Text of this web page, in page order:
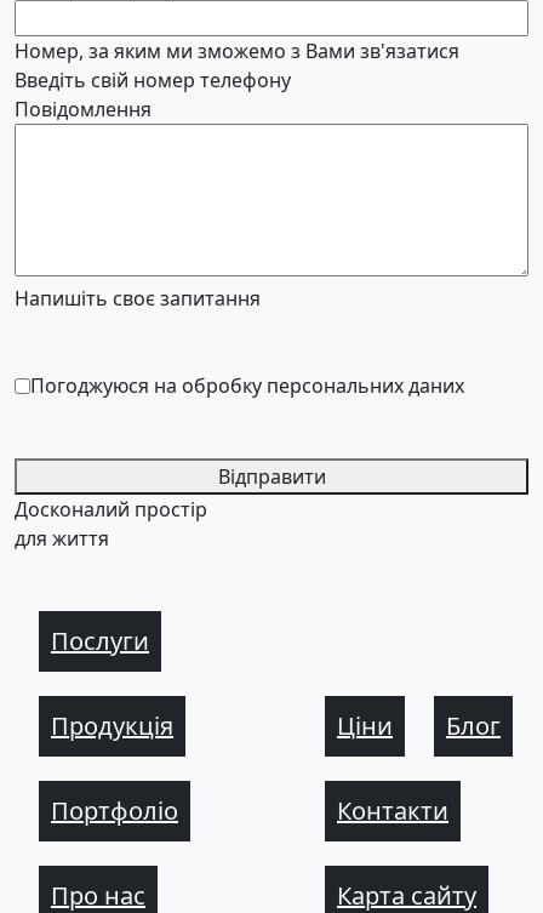
Номер, за яким ми зможемо з Вами зв'язатися
Введіть свій номер телефону
Повідомлення
Напишіть своє запитання
Погоджуюся на обробку персональних даних
Відправити
Досконалий простір
для життя
Послуги
Продукція
Портфоліо
Про нас
Ціни Блог
Контакти
Карта сайту